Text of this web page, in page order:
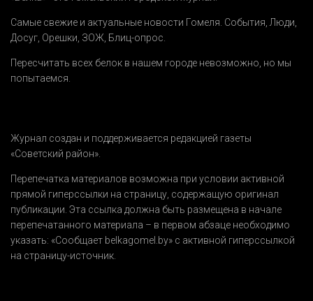
Самые свежие и актуальные новости Гомеля. События,Люди,
Досуг, Орешки, ЗОЖ, Блиц-опрос.
Пересчитать всех белок в нашем городе невозможно, но мы
попытаемся.
Журнал создан и поддерживается редакцией газеты
«Советский район».
Перепечатка материалов возможна при условии активной
прямой гиперссылки на страницу, содержащую оригинал
публикации. Эта ссылка должна быть размещена в начале
перепечатанного материала – в первом абзаце необходимо
указать: «Сообщает belkagomel.by» с активной гиперссылкой
на страницу-источник.